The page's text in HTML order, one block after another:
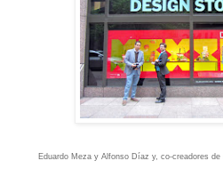
Eduardo Meza y Alfonso Díaz y, co-creadores de